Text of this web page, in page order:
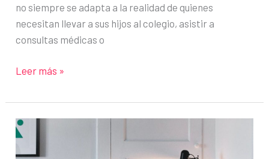
no siempre se adapta a la realidad de quienes
necesitan llevar a sus hijos al colegio, asistir a
consultas médicas o
Porque
familia
importa:
el
modelo
Leer más »